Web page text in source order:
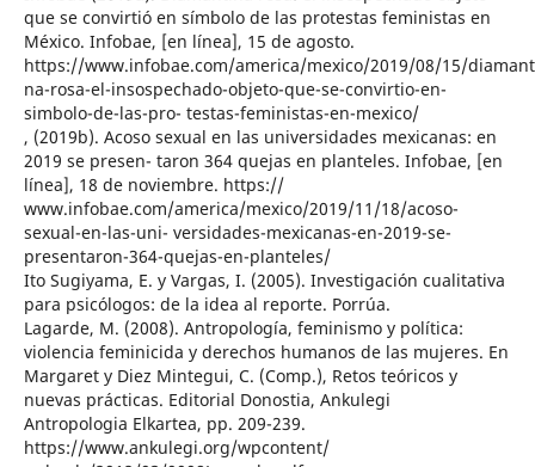
que se convirtió en símbolo de las protestas feministas en
México. Infobae, [en línea], 15 de agosto.
https://www.infobae.com/america/mexico/2019/08/15/
na-rosa-el-insospechado-objeto-que-se-convirtio-en-
simbolo-de-las-pro- testas-feministas-en-mexico/
, (2019b). Acoso sexual en las universidades mexicanas: en
2019 se presen- taron 364 quejas en planteles. Infobae, [en
línea], 18 de noviembre. https://
www.infobae.com/america/mexico/2019/11/18/acoso-
sexual-en-las-uni- versidades-mexicanas-en-2019-se-
presentaron-364-quejas-en-planteles/
Ito Sugiyama, E. y Vargas, I. (2005). Investigación cualitativa
para psicólogos: de la idea al reporte. Porrúa.
Lagarde, M. (2008). Antropología, feminismo y política:
violencia feminicida y derechos humanos de las mujeres. En
Margaret y Diez Mintegui, C. (Comp.), Retos teóricos y
nuevas prácticas. Editorial Donostia, Ankulegi
Antropologia Elkartea, pp. 209-239.
https://www.ankulegi.org/wpcontent/